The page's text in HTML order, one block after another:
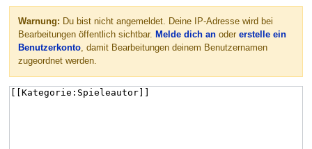
Navigation
springen
Suche
springen
Warnung: Du bist nicht angemeldet. Deine IP-Adresse wird bei
Bearbeitungen öffentlich sichtbar.
Melde dich an odererstelle ein
Benutzerkonto , damit Bearbeitungen deinem Benutzernamen
zugeordnet werden.